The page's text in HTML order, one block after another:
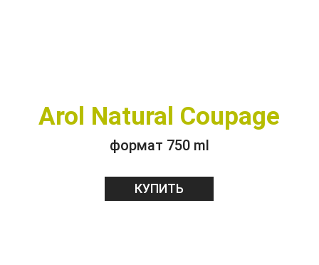
Arol Natural Coupage
формат 750 ml
КУПИТЬ